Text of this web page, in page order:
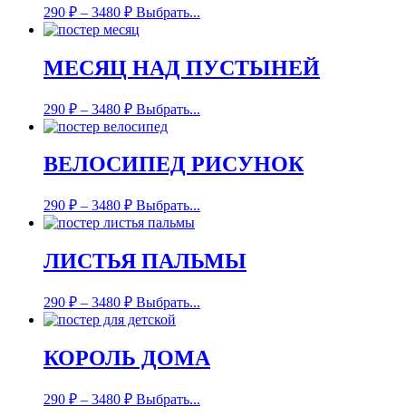
290 ₽ – 3480 ₽ Выбрать...
МЕСЯЦ НАД ПУСТЫНЕЙ
290 ₽ – 3480 ₽ Выбрать...
ВЕЛОСИПЕД РИСУНОК
290 ₽ – 3480 ₽ Выбрать...
ЛИСТЬЯ ПАЛЬМЫ
290 ₽ – 3480 ₽ Выбрать...
КОРОЛЬ ДОМА
290 ₽ – 3480 ₽ Выбрать...